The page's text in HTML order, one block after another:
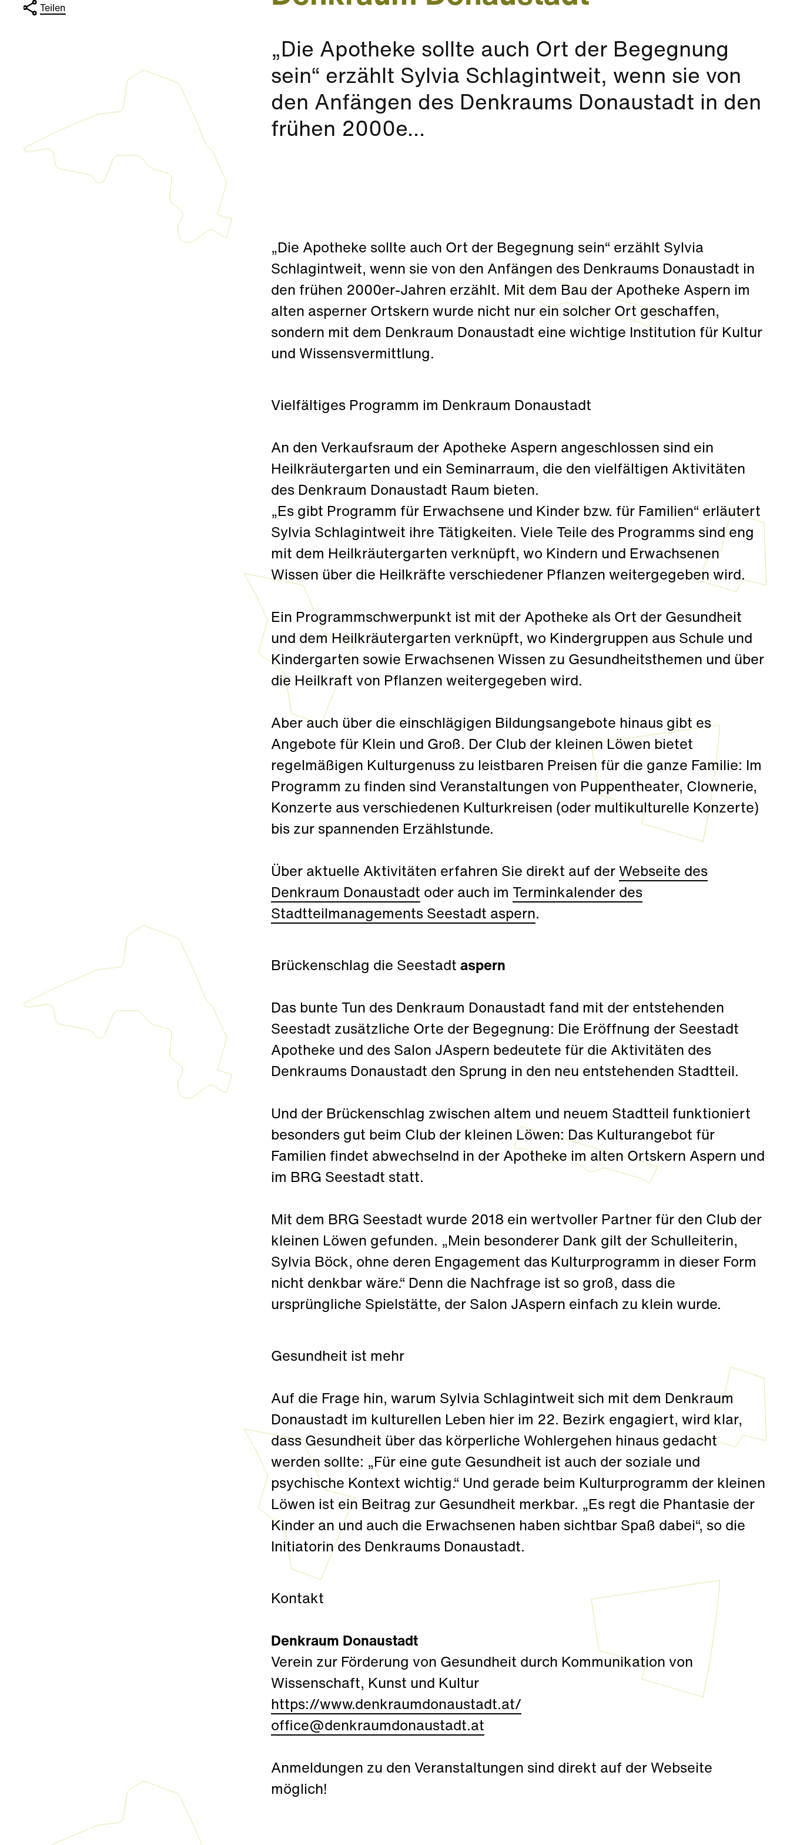
Teilen
„Die Apotheke sollte auch Ort der Begegnung
sein“ erzählt Sylvia Schlagintweit, wenn sie von
den Anfängen des Denkraums Donaustadt in den
frühen 2000e...
„Die Apotheke sollte auch Ort der Begegnung sein“ erzählt Sylvia
Schlagintweit, wenn sie von den Anfängen des Denkraums Donaustadt in
den frühen 2000er-Jahren erzählt. Mit dem Bau der Apotheke Aspern im
alten asperner Ortskern wurde nicht nur ein solcher Ort geschaffen,
sondern mit dem Denkraum Donaustadt eine wichtige Institution für Kultur
und Wissensvermittlung.
Vielfältiges Programm im Denkraum Donaustadt
An den Verkaufsraum der Apotheke Aspern angeschlossen sind ein
Heilkräutergarten und ein Seminarraum, die den vielfältigen Aktivitäten
des Denkraum Donaustadt Raum bieten.
„Es gibt Programm für Erwachsene und Kinder bzw. für Familien“ erläutert
Sylvia Schlagintweit ihre Tätigkeiten. Viele Teile des Programms sind eng
mit dem Heilkräutergarten verknüpft, wo Kindern und Erwachsenen
Wissen über die Heilkräfte verschiedener Pflanzen weitergegeben wird.
Ein Programmschwerpunkt ist mit der Apotheke als Ort der Gesundheit
und dem Heilkräutergarten verknüpft, wo Kindergruppen aus Schule und
Kindergarten sowie Erwachsenen Wissen zu Gesundheitsthemen und über
die Heilkraft von Pflanzen weitergegeben wird.
Aber auch über die einschlägigen Bildungsangebote hinaus gibt es
Angebote für Klein und Groß. Der Club der kleinen Löwen bietet
regelmäßigen Kulturgenuss zu leistbaren Preisen für die ganze Familie: Im
Programm zu finden sind Veranstaltungen von Puppentheater, Clownerie,
Konzerte aus verschiedenen Kulturkreisen (oder multikulturelle Konzerte)
bis zur spannenden Erzählstunde.
Über aktuelle Aktivitäten erfahren Sie direkt auf der Webseite des
Denkraum Donaustadt oder auch im Terminkalender des
Stadtteilmanagements Seestadt aspern.
Brückenschlag die Seestadtaspern
Das bunte Tun des Denkraum Donaustadt fand mit der entstehenden
Seestadt zusätzliche Orte der Begegnung: Die Eröffnung der Seestadt
Apotheke und des Salon JAspern bedeutete für die Aktivitäten des
Denkraums Donaustadt den Sprung in den neu entstehenden Stadtteil.
Und der Brückenschlag zwischen altem und neuem Stadtteil funktioniert
besonders gut beim Club der kleinen Löwen: Das Kulturangebot für
Familien findet abwechselnd in der Apotheke im alten Ortskern Aspern und
im BRG Seestadt statt.
Mit dem BRG Seestadt wurde 2018 ein wertvoller Partner für den Club der
kleinen Löwen gefunden. „Mein besonderer Dank gilt der Schulleiterin,
Sylvia Böck, ohne deren Engagement das Kulturprogramm in dieser Form
nicht denkbar wäre.“ Denn die Nachfrage ist so groß, dass die
ursprüngliche Spielstätte, der Salon JAspern einfach zu klein wurde.
Gesundheit ist mehr
Auf die Frage hin, warum Sylvia Schlagintweit sich mit dem Denkraum
Donaustadt im kulturellen Leben hier im 22. Bezirk engagiert, wird klar,
dass Gesundheit über das körperliche Wohlergehen hinaus gedacht
werden sollte: „Für eine gute Gesundheit ist auch der soziale und
psychische Kontext wichtig.“ Und gerade beim Kulturprogramm der kleinen
Löwen ist ein Beitrag zur Gesundheit merkbar. „Es regt die Phantasie der
Kinder an und auch die Erwachsenen haben sichtbar Spaß dabei“, so die
Initiatorin des Denkraums Donaustadt.
Kontakt
Denkraum Donaustadt
Verein zur Förderung von Gesundheit durch Kommunikation von
Wissenschaft, Kunst und Kultur
https://www.denkraumdonaustadt.at/
office@denkraumdonaustadt.at
Anmeldungen zu den Veranstaltungen sind direkt auf der Webseite
möglich!